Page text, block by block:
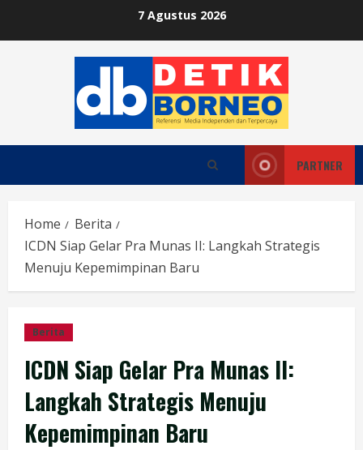
7 Agustus 2026
PARTNER
Home
Berita
ICDN Siap Gelar Pra Munas II: Langkah Strategis
Menuju Kepemimpinan Baru
Berita
ICDN Siap Gelar Pra Munas II:
Langkah Strategis Menuju
Kepemimpinan Baru